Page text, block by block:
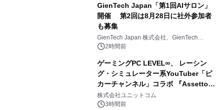
GienTech Japan「第1回AIサロン」
開催 第2回は8月28日に社外参加者
も募集
GienTech Japan 株式会社、GienTech
Consulting Japan 株式会社
2時間前
ゲーミングPC LEVEL∞、 レーシン
グ・シミュレーター系YouTuber「ピ
カーチャンネル」コラボ 『Assetto
Corsa EVO』推奨パソコン販売中
株式会社ユニットコム
3時間前